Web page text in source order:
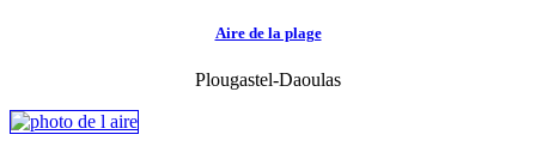
Aire de la plage
Plougastel-Daoulas